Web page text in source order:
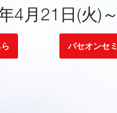
月21日(火)
パセオンセ